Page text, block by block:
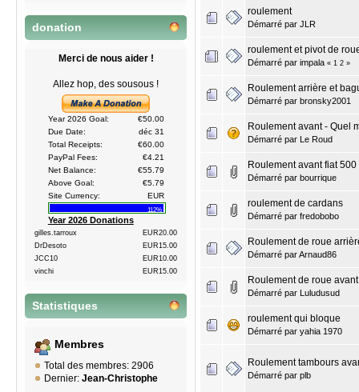
donation
Merci de nous aider !
Allez hop, des sousous !
Year 2026 Goal:
€50.00
Due Date:
déc 31
Total Receipts:
€60.00
PayPal Fees:
€4.21
Net Balance:
€55.79
Above Goal:
€5.79
Site Currency:
EUR
112%
Year 2026 Donations
gilles.tarroux
EUR20.00
DrDesoto
EUR15.00
JCC10
EUR10.00
vinchi
EUR15.00
Statistiques
Membres
Total des membres: 2906
Dernier: Jean-Christophe
roulement
Démarré par JLR
roulement et pivot de
Démarré par impala « 1 2 »
Roulement arrière et
Démarré par bronsky2001
Roulement avant - Quel
Démarré par Le Roud
Roulement avant fiat 500
Démarré par bourrique
roulement de cardans
Démarré par fredobobo
Roulement de roue
Démarré parArnaud86
Roulement de roue avant
Démarré par Luludusud
roulement qui bloque
Démarré par yahia 1970
Roulement tambours
Démarré par plb